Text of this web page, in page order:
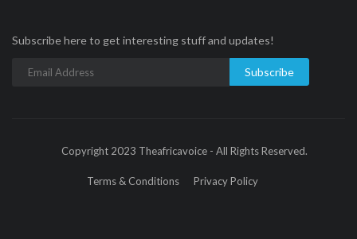
Subscribe here to get interesting stuff and updates!
Subscribe
Copyright 2023 Theafricavoice - All Rights Reserved.
Terms & Conditions Privacy Policy